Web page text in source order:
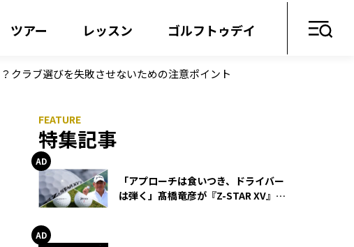
ツアー レッスン ゴルフトゥデイ
クラブ選びを失敗させないための注意ポイント
特集記事
「アプローチは食いつき、ドライバー
は弾く」髙橋竜彦が『Z-STAR XV』を